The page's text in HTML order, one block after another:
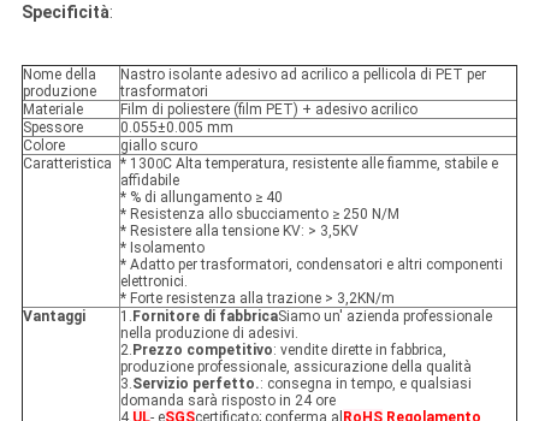
Specificità:
Nome della
produzione
Nastro isolante adesivo ad acrilico a pellicola di PET per
trasformatori
Materiale
Film di poliestere (film PET) + adesivo acrilico
Spessore
0.055±0.005 mm
Colore
giallo scuro
Caratteristica * 1300C Alta temperatura, resistente alle fiamme, stabile e
affidabile
* % di allungamento ≥ 40
* Resistenza allo sbucciamento ≥ 250 N/M
* Resistere alla tensione KV: > 3,5KV
* Isolamento
* Adatto per trasformatori, condensatori e altri componenti
elettronici.
* Forte resistenza alla trazione > 3,2KN/m
Vantaggi
1. Fornitore di fabbricaSiamo un' azienda professionale
nella produzione di adesivi.
2. Prezzo competitivo: vendite dirette in fabbrica,
produzione professionale, assicurazione della qualità
3.Servizio perfetto.: consegna in tempo, e qualsiasi
domanda sarà risposto in 24 ore
4.UL- eSGScertificato; conferma al RoHS, Regolamento